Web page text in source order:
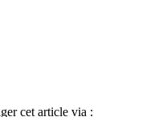
cet article via :